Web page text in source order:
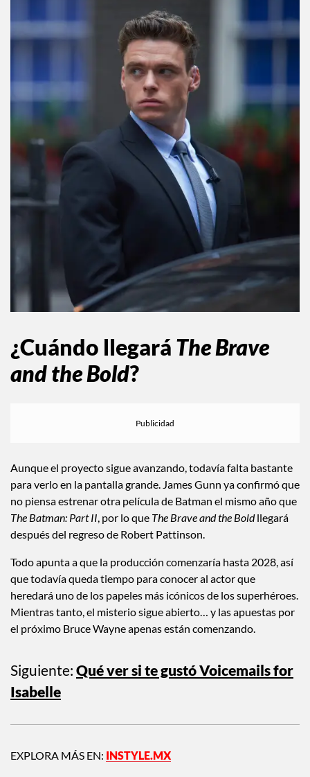
¿Cuándo llegará The Brave
and the Bold?
Aunque el proyecto sigue avanzando, todavía falta bastante
para verlo en la pantalla grande. James Gunn ya confirmó que
no piensa estrenar otra película de Batman el mismo año que
The Batman: Part II, por lo que The Brave and the Boldllegará
después del regreso de Robert Pattinson.
Todo apunta a que la producción comenzaría hasta 2028, así
que todavía queda tiempo para conocer al actor que
heredará uno de los papeles más icónicos de los superhéroes.
Mientras tanto, el misterio sigue abierto… y las apuestas por
el próximo Bruce Wayne apenas están comenzando.
Siguiente: Qué ver si te gustó Voicemails for
Isabelle
EXPLORA MÁS EN: INSTYLE.MX